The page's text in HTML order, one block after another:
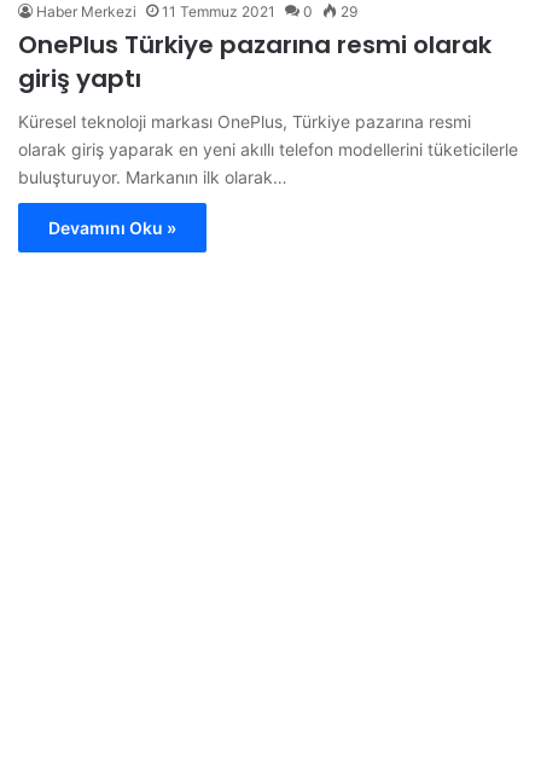
Haber Merkezi 11 Temmuz 2021 0 29
OnePlus Türkiye pazarına resmi olarak
giriş yaptı
Küresel teknoloji markası OnePlus, Türkiye pazarına resmi
olarak giriş yaparak en yeni akıllı telefon modellerini tüketicilerle
buluşturuyor. Markanın ilk olarak…
Devamını Oku »